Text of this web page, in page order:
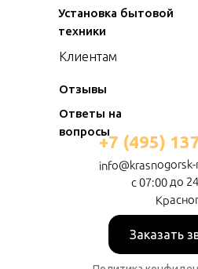
Установка бытовой
техники
Клиентам
Отзывы
Ответы на
вопросы
+7 (495)
с 07:00 до
Заказать